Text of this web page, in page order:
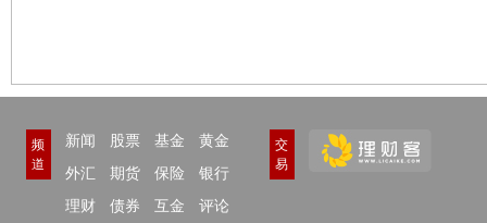
频
道
新闻 股票 基金
黄金
外汇
期货 保险
银行
理财
债券 互金 评论
交
易